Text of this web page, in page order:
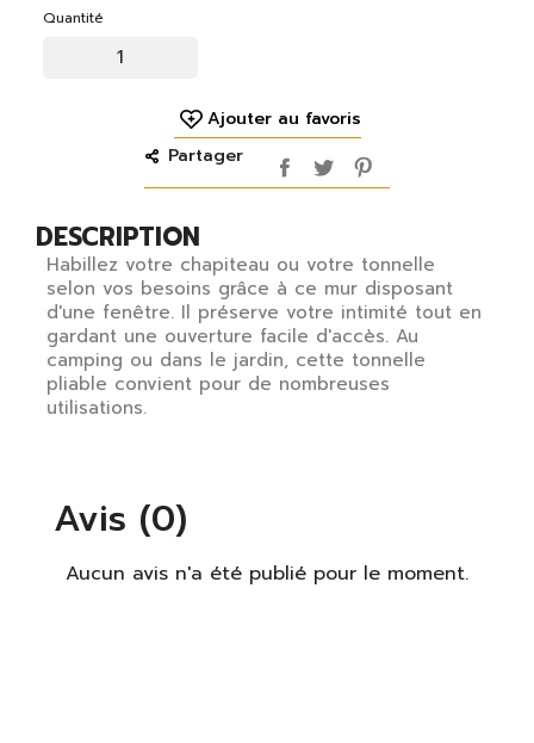
DESCRIPTION
Habillez votre chapiteau ou votre tonnelle
selon vos besoins grâce à ce mur disposant
d'une fenêtre. Il préserve votre intimité tout en
gardant une ouverture facile d'accès. Au
camping ou dans le jardin, cette tonnelle
pliable convient pour de nombreuses
utilisations.
Quantité
Ajouter au favoris
Partager
Avis (0)
Aucun avis n'a été publié pour le moment.